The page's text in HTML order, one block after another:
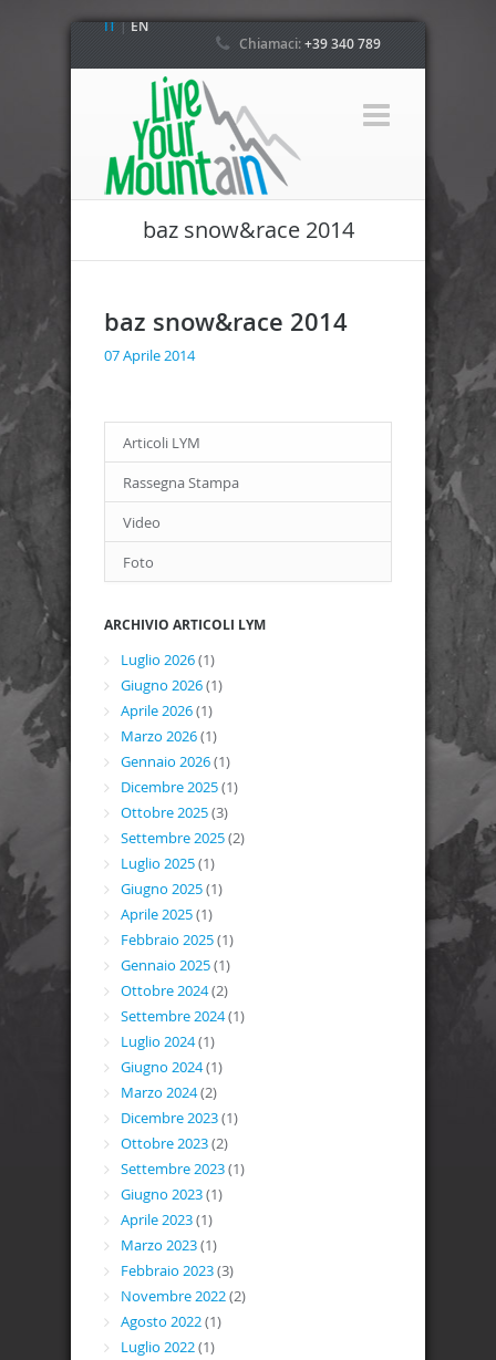
IT|EN
Chiamaci:+39 340 789
baz snow&race 2014
baz snow&race 2014
07 Aprile 2014
Articoli LYM
Rassegna Stampa
Video
Foto
ARCHIVIO ARTICOLI LYM
Luglio 2026(1)
Giugno 2026(1)
Aprile 2026(1)
Marzo 2026(1)
Gennaio 2026(1)
Dicembre 2025(1)
Ottobre 2025(3)
Settembre 2025(2)
Luglio 2025(1)
Giugno 2025(1)
Aprile 2025(1)
Febbraio 2025(1)
Gennaio 2025(1)
Ottobre 2024(2)
Settembre 2024(1)
Luglio 2024(1)
Giugno 2024(1)
Marzo 2024(2)
Dicembre 2023(1)
Ottobre 2023(2)
Settembre 2023(1)
Giugno 2023(1)
Aprile 2023(1)
Marzo 2023(1)
Febbraio 2023(3)
Novembre 2022(2)
Agosto 2022(1)
Luglio 2022(1)